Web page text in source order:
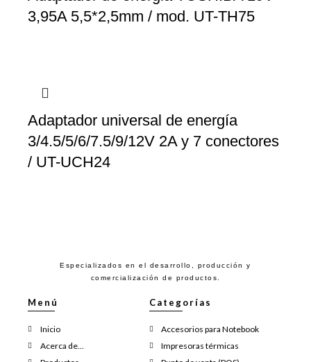
3,95A 5,5*2,5mm / mod. UT-TH75
Adaptador universal de energía
3/4.5/5/6/7.5/9/12V 2A y 7 conectores
/ UT-UCH24
Especializados en el desarrollo, producción y
comercialización de productos.
Menú
Inicio
Acerca de...
Categorías
Accesorios para Notebook
Impresoras térmicas